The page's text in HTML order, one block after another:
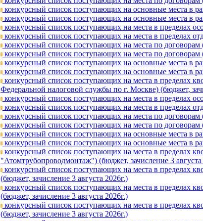
конкурсный список поступающих на основные места в
конкурсный список поступающих на основные места в
конкурсный список поступающих на места в пределах
конкурсный список поступающих на места в пределах
конкурсный список поступающих на места по договорам
конкурсный список поступающих на места по договорам
конкурсный список поступающих на основные места в
конкурсный список поступающих на основные места в
конкурсный список поступающих на места в пределах
Федеральной налоговой службы по г. Москве) (бюджет,
конкурсный список поступающих на места в пределах
конкурсный список поступающих на места в пределах
конкурсный список поступающих на места по договорам
конкурсный список поступающих на места по договорам
конкурсный список поступающих на основные места в
конкурсный список поступающих на основные места в
конкурсный список поступающих на места в пределах
"Атомтрубопроводмонтаж") (бюджет, зачислениe 3 августа
конкурсный список поступающих на места в пределах
(бюджет, зачислениe 3 августа 2026г.)
конкурсный список поступающих на места в пределах
(бюджет, зачислениe 3 августа 2026г.)
конкурсный список поступающих на места в пределах
(бюджет, зачислениe 3 августа 2026г.)